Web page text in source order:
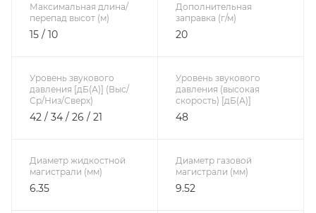
Максимальная длина/
перепад высот (м)
15 / 10
Дополнительная
заправка (г/м)
20
Уровень звукового
давления [дБ(А)] (Выс/
Ср/Низ/Сверх)
42 / 34 / 26 / 21
Уровень звукового
давления (высокая
скорость) [дБ(А)]
48
Диаметр жидкостной
магистрали (мм)
6.35
Диаметр газовой
магистрали (мм)
9.52